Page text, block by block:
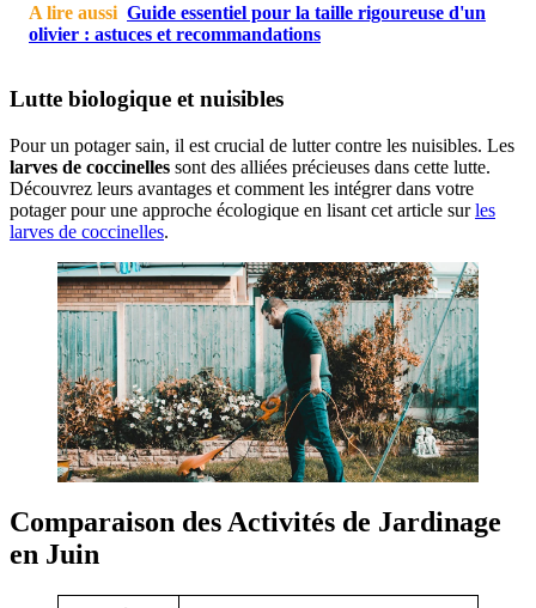
A lire aussi Guide essentiel pour la taille rigoureuse d'un
olivier : astuces et recommandations
Lutte biologique et nuisibles
Pour un potager sain, il est crucial de lutter contre les nuisibles. Les
larves de coccinelles sont des alliées précieuses dans cette lutte.
Découvrez leurs avantages et comment les intégrer dans votre
potager pour une approche écologique en lisant cet article surles
larves de coccinelles.
Comparaison des Activités de Jardinage
en Juin